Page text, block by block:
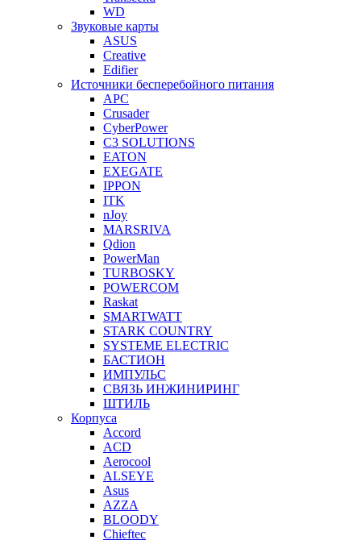
WD
Звуковые карты
ASUS
Creative
Edifier
Источники бесперебойного питания
APC
Crusader
CyberPower
C3 SOLUTIONS
EATON
EXEGATE
IPPON
ITK
nJoy
MARSRIVA
Qdion
PowerMan
TURBOSKY
POWERCOM
Raskat
SMARTWATT
STARK COUNTRY
SYSTEME ELECTRIC
БАСТИОН
ИМПУЛЬС
СВЯЗЬ ИНЖИНИРИНГ
ШТИЛЬ
Корпуса
Accord
ACD
Aerocool
ALSEYE
Asus
AZZA
BLOODY
Chieftec